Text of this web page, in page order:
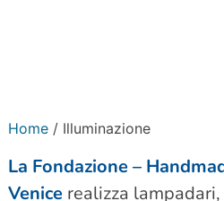
Home/ Illuminazione
La Fondazione –
Venicerealizza